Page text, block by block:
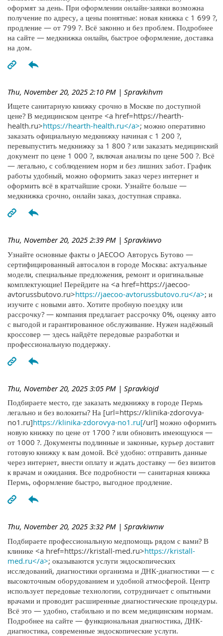
оформят за день. При оформлении онлайн-заявки возможна
получение по адресу, а цены понятные: новая книжка с 1 699 ?,
продление — от 799 ?. Всё законно и без проблем. Подробнее
на сайте — медкнижка онлайн, быстрое оформление, доставка
на дом.
Thu, November 20, 2025 2:10 PM | Spravkihvm
Ищете санитарную книжку срочно в Москве по доступной
цене? В медицинском центре <a href=https://hearth-
health.ru>https://hearth-health.ru</a>; можно оперативно
заказать официальную медкнижку начиная с 1 200 ?,
перевыпустить медкнижку за 1 800 ? или заказать медицинский
документ по цене 1 000 ?, включая анализы по цене 500 ?. Всё
— легально, с соблюдением норм и без лишних забот. График
работы удобный, можно оформить заказ через интернет и
оформить всё в кратчайшие сроки. Узнайте больше —
медкнижка срочно, онлайн заказ, доступная справка.
Thu, November 20, 2025 2:39 PM | Spravkiwvo
Узнайте основные факты о JAECOO Авторусь Бутово —
сертифицированный автосалон в городе Москва: актуальные
модели, специальные предложения, ремонт и оригинальные
комплектующие! Перейдите на <a href=https://jaecoo-
avtorussbutovo.ru>https://jaecoo-avtorussbutovo.ru</a>; и
изучите с новыми авто. Хотите пробную поездку или
рассрочку? — компания предлагает рассрочку 0%, оценку авто
с выгодой и гарантированное обслуживание. Нужен надёжный
кроссовер — здесь найдёте передовые разработки и
профессиональную поддержку.
Thu, November 20, 2025 3:05 PM | Spravkiojd
Подбираете место, где заказать медкнижку в городе Пермь
легально и без волокиты? На [url=https://klinika-zdorovya-
no1.ru]https://klinika-zdorovya-no1.ru[/url] можно оформить
новую книжку по цене от 1700 ? или обновить имеющуюся —
от 1000 ?. Документы подлинные и законные, курьер доставит
готовую книжку к вам домой. Всё удобно: отправить данные
через интернет, внести оплату и ждать доставку — без визитов
к врачам и ожидания. Все подробности — санитарная книжка
Пермь, оформление быстро, выгодное продление.
Thu, November 20, 2025 3:32 PM | Spravkiwnw
Подбираете профессиональную медпомощь рядом с вами? В
клинике <a href=https://kristall-med.ru>https://kristall-
med.ru</a>; оказываются услуги эндоскопических
исследований, диагностики организма и ДНК-диагностики — с
высокоточным оборудованием и удобной атмосферой. Центр
использует передовые технологии, сотрудничает с опытными
врачами и проводит расширенные диагностические процедуры.
Всё это — удобно, стабильно и по всем медицинским нормам.
Подробнее на сайте — функциональная диагностика, ДНК-
диагностика, современные эндоскопические услуги.